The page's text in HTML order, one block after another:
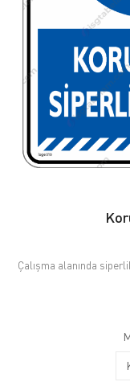
Çalışma alanında